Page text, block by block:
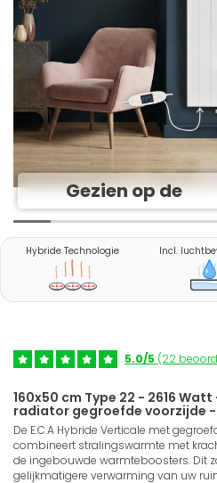
Gezien op de
Hybride Technologie Incl.
5.0/5 (22
160x50 cm Type 22 - 2616
radiator gegroefde voorzijde -
De E.C.A Hybride Verticale met
combineert stralingswarmte met
de ingebouwde warmteboosters. Dit
gelijkmatigere verwarming van uw